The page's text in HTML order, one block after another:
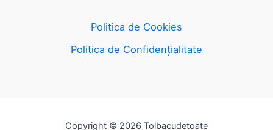
Politica de Cookies
Politica de Confidențialitate
Copyright © 2026 Tolbacudetoate